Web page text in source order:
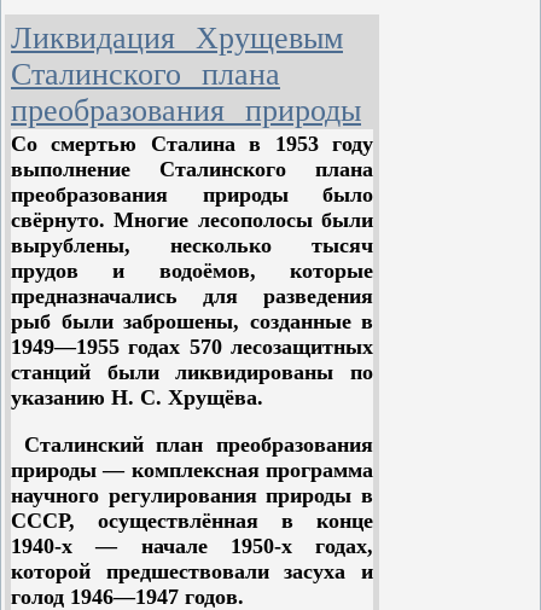
всех товаров, тарифные ставки
заработной платы, пенсии, стипендии
и пособия, платёжные обязательства и
договоры. Делалось это якобы лишь
«…в целях облегчения денежного
обращения и придания большей
полноценности деньгам».
Однако тогда, в шестьдесят первом,
мало кто обратил внимание на одну
странность: до проведения реформы
доллар стоил четыре рубля, а после ее
проведения курс был назначен в 90
копеек. Многие наивно радовались,
что рубль стал дороже доллара, но
ведь если менять старые деньги на
новые один к десяти, то доллар
должен был стоить не 90, а лишь 40
копеек. То же самое произошло и с
золотым содержанием:
Ликвидация Хрущевым
Сталинского плана
преобразования природы
Со смертью Сталина в 1953 году
выполнение Сталинского плана
преобразования природыбыло
свёрнуто.Многие лесополосы были
вырублены, несколько тысяч
прудов и водоёмов, которые
предназначались для разведения
рыб были заброшены, cозданные в
1949—1955 годах 570 лесозащитных
станций были ликвидированы по
указанию Н. С. Хрущёва.
Сталинский план преобразования
природы — комплексная программа
научного регулирования природы в
СССР, осуществлённая в конце
1940-х — начале 1950-х годах,
которой предшествовали засуха и
голод 1946—1947 годов.